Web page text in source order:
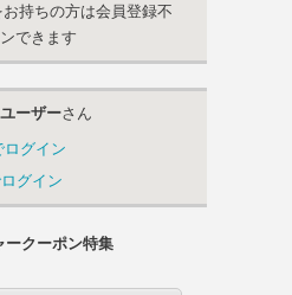
持ちの方は会員登録不
できます
ーザーさん
ログイン
グイン
ークーポン特集